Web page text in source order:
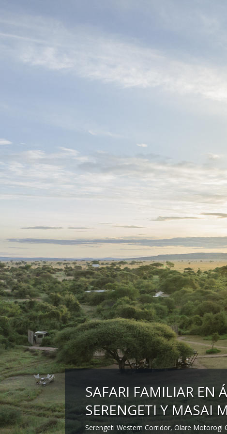
SAFARI FAMILIAR EN
SERENGETI Y MASAI
Serengeti Western Corridor, Olare Motorogi